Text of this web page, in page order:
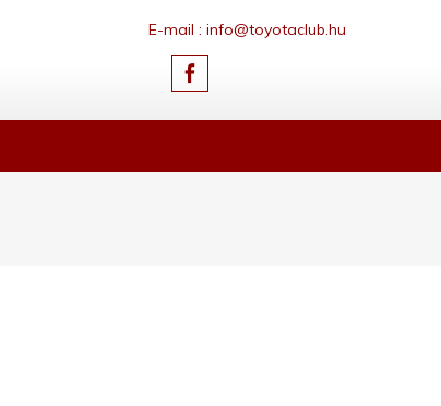
E-mail : info@toyotaclub.hu